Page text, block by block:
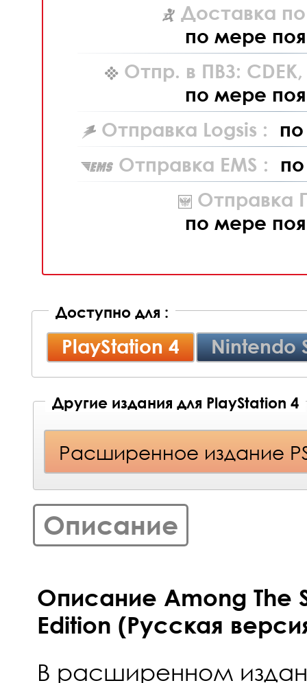
Доставка
по мере
Отпр. в ПВЗ: CDEK,
по мере
Отправка Logsis :
Отправка EMS :
Отправка
по мере
Доступно для :
PlayStation 4 Nintendo
Другие издания для PlayStation 4
Расширенное издание
Описание
Описание Among The
Edition (Русская
В расширенном